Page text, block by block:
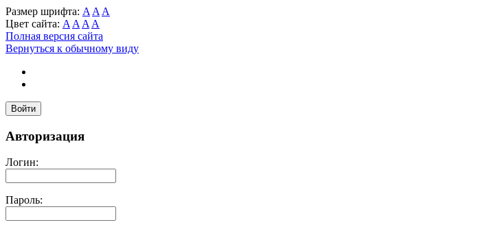
Размер шрифта: A A A
Цвет сайта: A A A A
Полная версия сайта
Вернуться к обычному виду
Войти
Авторизация
Логин:
Пароль: